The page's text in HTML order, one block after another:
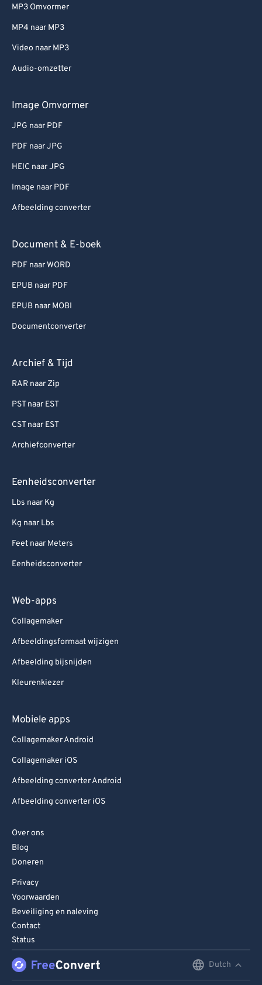
MP3 Omvormer
MP4 naar MP3
Video naar MP3
Audio-omzetter
Image Omvormer
JPG naar PDF
PDF naar JPG
HEIC naar JPG
Image naar PDF
Afbeelding converter
Document & E-boek
PDF naar WORD
EPUB naar PDF
EPUB naar MOBI
Documentconverter
Archief & Tijd
RAR naar Zip
PST naar EST
CST naar EST
Archiefconverter
Eenheidsconverter
Lbs naar Kg
Kg naar Lbs
Feet naar Meters
Eenheidsconverter
Web-apps
Collagemaker
Afbeeldingsformaat wijzigen
Afbeelding bijsnijden
Kleurenkiezer
Mobiele apps
Collagemaker Android
Collagemaker iOS
Afbeelding converter Android
Afbeelding converter iOS
Over ons
Blog
Doneren
Privacy
Voorwaarden
Beveiliging en naleving
Contact
Status
Dutch